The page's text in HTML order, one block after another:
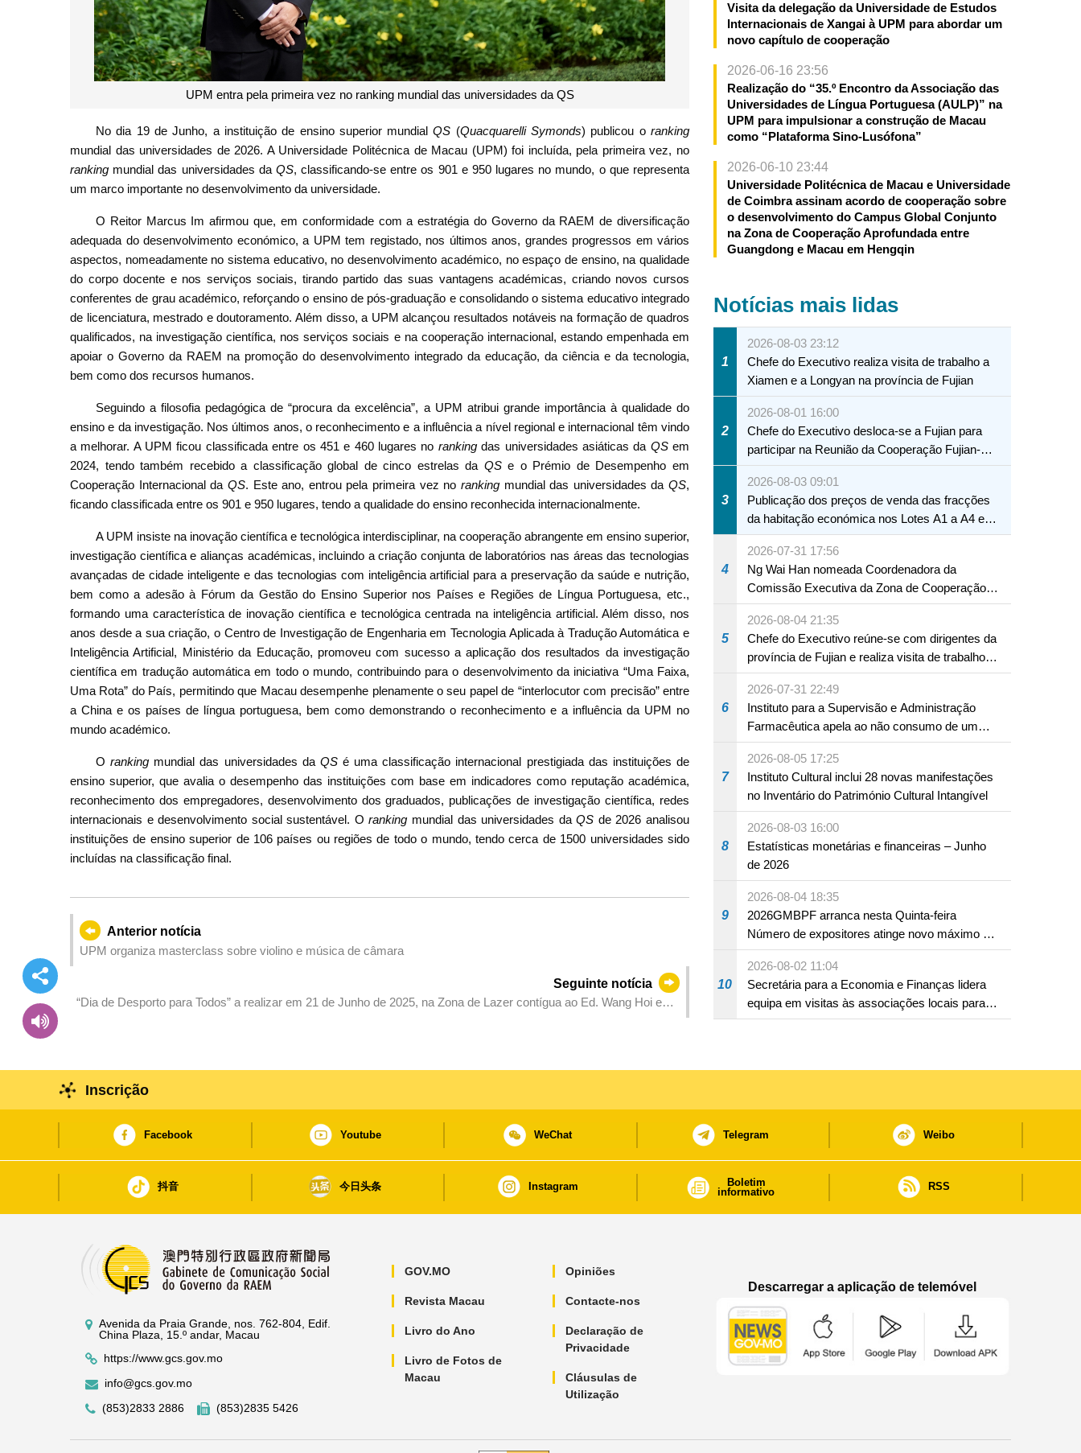
UPM entra pela primeira vez no ranking mundial das universidades da QS
No dia 19 de Junho, a instituição de ensino superior mundialQS (Quacquarelli Symonds) publicou o ranking
mundial das universidades de 2026. A Universidade Politécnica de Macau (UPM) foi incluída, pela primeira vez, no
ranking mundial das universidades da QS, classificando-se entre os 901 e 950 lugares no mundo, o que representa
um marco importante no desenvolvimento da universidade.
O Reitor Marcus Im afirmou que, em conformidade com a estratégia do Governo da RAEM de diversificação
adequada do desenvolvimento económico, a UPM tem registado, nos últimos anos, grandes progressos em vários
aspectos, nomeadamente no sistema educativo, no desenvolvimento académico, no espaço de ensino, na qualidade
do corpo docente e nos serviços sociais, tirando partido das suas vantagens académicas, criando novos cursos
conferentes de grau académico, reforçando o ensino de pós-graduação e consolidando o sistema educativo integrado
de licenciatura, mestrado e doutoramento. Além disso, a UPM alcançou resultados notáveis na formação de quadros
qualificados, na investigação científica, nos serviços sociais e na cooperação internacional, estando empenhada em
apoiar o Governo da RAEM na promoção do desenvolvimento integrado da educação, da ciência e da tecnologia,
bem como dos recursos humanos.
Seguindo a filosofia pedagógica de “procura da excelência”, a UPM atribui grande importância à qualidade do
ensino e da investigação. Nos últimos anos, o reconhecimento e a influência a nível regional e internacional têm vindo
a melhorar. A UPM ficou classificada entre os 451 e 460 lugares no rankingdas universidades asiáticas da QSem
2024, tendo também recebido a classificação global de cinco estrelas da QSe o Prémio de Desempenho em
Cooperação Internacional da QS. Este ano, entrou pela primeira vez no rankingmundial das universidades da QS,
ficando classificada entre os 901 e 950 lugares, tendo a qualidade do ensino reconhecida internacionalmente.
A UPM insiste na inovação científica e tecnológica interdisciplinar, na cooperação abrangente em ensino superior,
investigação científica e alianças académicas, incluindo a criação conjunta de laboratórios nas áreas das tecnologias
avançadas de cidade inteligente e das tecnologias com inteligência artificial para a preservação da saúde e nutrição,
bem como a adesão à Fórum da Gestão do Ensino Superior nos Países e Regiões de Língua Portuguesa, etc.,
formando uma característica de inovação científica e tecnológica centrada na inteligência artificial. Além disso, nos
anos desde a sua criação, o Centro de Investigação de Engenharia em Tecnologia Aplicada à Tradução Automática e
Inteligência Artificial, Ministério da Educação, promoveu com sucesso a aplicação dos resultados da investigação
científica em tradução automática em todo o mundo, contribuindo para o desenvolvimento da iniciativa “Uma Faixa,
Uma Rota” do País, permitindo que Macau desempenhe plenamente o seu papel de “interlocutor com precisão” entre
a China e os países de língua portuguesa, bem como demonstrando o reconhecimento e a influência da UPM no
mundo académico.
Oranking mundial das universidades da QSé uma classificação internacional prestigiada das instituições de
ensino superior, que avalia o desempenho das instituições com base em indicadores como reputação académica,
reconhecimento dos empregadores, desenvolvimento dos graduados, publicações de investigação científica, redes
internacionais e desenvolvimento social sustentável. Oranking mundial das universidades daQS de 2026 analisou
instituições de ensino superior de 106 países ou regiões de todo o mundo, tendo cerca de 1500 universidades sido
incluídas na classificação final.
Anterior notícia
UPM organiza masterclass sobre violino e música de câmara
Seguinte notícia
“Dia de Desporto para Todos” a realizar em 21 de Junho de 2025, na Zona de Lazer contígua ao Ed. Wang Hoi e
Visita da delegação da Universidade de Estudos
Internacionais de Xangai à UPM para abordar um
novo capítulo de cooperação
2026-06-16 23:56
Realização do “35.º Encontro da Associação das
Universidades de Língua Portuguesa (AULP)” na
UPM para impulsionar a construção de Macau
como “Plataforma Sino-Lusófona”
2026-06-10 23:44
Universidade Politécnica de Macau e Universidade
de Coimbra assinam acordo de cooperação sobre
o desenvolvimento do Campus Global Conjunto
na Zona de Cooperação Aprofundada entre
Guangdong e Macau em Hengqin
Notícias mais lidas
1
2026-08-03 23:12
Chefe do Executivo realiza visita de trabalho a
Xiamen e a Longyan na província de Fujian
2
2026-08-01 16:00
Chefe do Executivo desloca-se a Fujian para
participar na Reunião da Cooperação Fujian-
Macau
3
2026-08-03 09:01
Publicação dos preços de venda das fracções
da habitação económica nos Lotes A1 a A4 e
A12 da Zona A dos Novos Aterros
4
2026-07-31 17:56
Ng Wai Han nomeada Coordenadora da
Comissão Executiva da Zona de Cooperação
Aprofundada entre Guangdong e Macau em
Hengqin
5
2026-08-04 21:35
Chefe do Executivo reúne-se com dirigentes da
província de Fujian e realiza visita de trabalho
em Fuzhou
6
2026-07-31 22:49
Instituto para a Supervisão e Administração
Farmacêutica apela ao não consumo de um
produto com substâncias medicamentosas
ocidentais
7
2026-08-05 17:25
Instituto Cultural inclui 28 novas manifestações
no Inventário do Património Cultural Intangível
8
2026-08-03 16:00
Estatísticas monetárias e financeiras – Junho
de 2026
9
2026-08-04 18:35
2026GMBPF arranca nesta Quinta-feira
Número de expositores atinge novo máximo em
18 anos
10
2026-08-02 11:04
Secretária para a Economia e Finanças lidera
equipa em visitas às associações locais para
consolidar consensos e promover os trabalhos
Inscrição
Facebook Youtube WeChat Telegram Weibo
抖音 今日头条 Instagram
Boletim
informativo
RSS
Avenida da Praia Grande, nos. 762-804, Edif.
China Plaza, 15.º andar, Macau
https://www.gcs.gov.mo
info@gcs.gov.mo
(853)2833 2886
(853)2835 5426
GOV.MO
Revista Macau
Livro do Ano
Livro de Fotos de
Macau
Opiniões
Contacte-nos
Declaração de
Privacidade
Cláusulas de
Utilização
Descarregar a aplicação de telemóvel